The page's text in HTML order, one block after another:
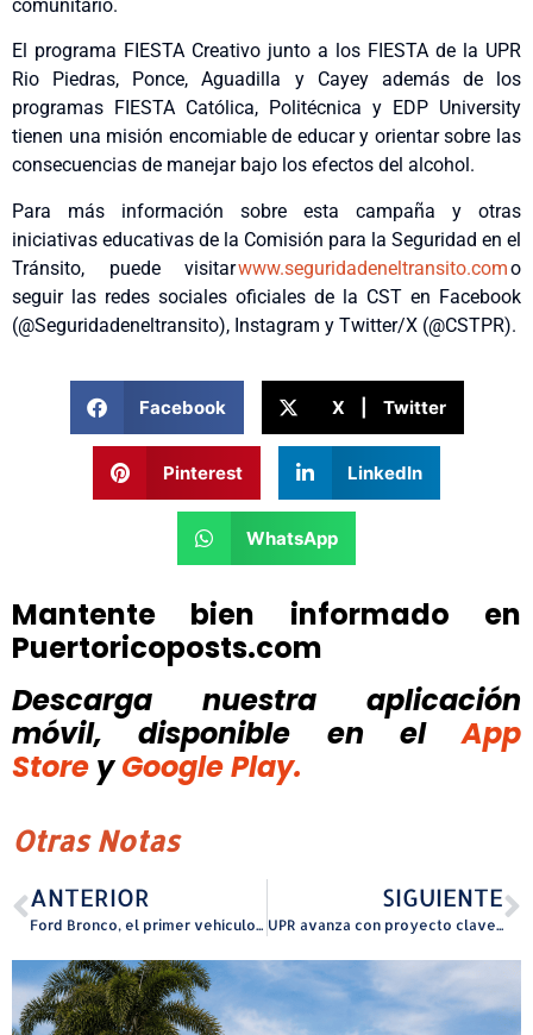
comunitario.
El programa FIESTA Creativo junto a los FIESTA de la UPR
Rio Piedras, Ponce, Aguadilla y Cayey además de los
programas FIESTA Católica, Politécnica y EDP University
tienen una misión encomiable de educar y orientar sobre las
consecuencias de manejar bajo los efectos del alcohol.
Para más información sobre esta campaña y otras
iniciativas educativas de la Comisión para la Seguridad en el
Tránsito, puede visitarwww.seguridadeneltransito.como
seguir las redes sociales oficiales de la CST en Facebook
(@Seguridadeneltransito), Instagram y Twitter/X (@CSTPR).
Facebook X | Twitter
Pinterest LinkedIn
WhatsApp
Mantente bien informado en
Puertoricoposts.com
Descarga nuestra aplicación
móvil, disponible
en el
App
Store y Google Play.
Otras Notas
ANTERIOR
Ford Bronco, el primer vehículo utilitario deportivo del mundo y un clásico de la industria automotriz, cumple 60 años
SIGUIENTE
UPR avanza con proyecto clave para la resiliencia del Hospital Dr. Federico Trilla